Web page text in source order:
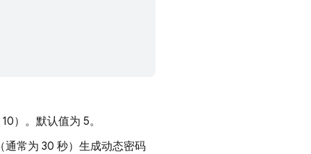
）。默认值为 5。
通常为 30 秒）生成动态密码